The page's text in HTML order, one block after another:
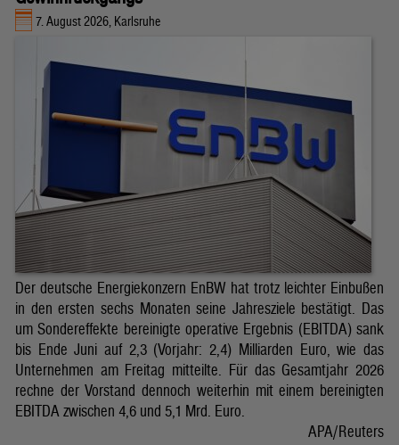
7. August 2026, Karlsruhe
Der deutsche Energiekonzern EnBW hat trotz leichter Einbußen
in den ersten sechs Monaten seine Jahresziele bestätigt. Das
um Sondereffekte bereinigte operative Ergebnis (EBITDA) sank
bis Ende Juni auf 2,3 (Vorjahr: 2,4) Milliarden Euro, wie das
Unternehmen am Freitag mitteilte. Für das Gesamtjahr 2026
rechne der Vorstand dennoch weiterhin mit einem bereinigten
EBITDA zwischen 4,6 und 5,1 Mrd. Euro.
APA/Reuters